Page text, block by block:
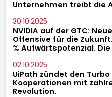
Unternehmen treibt die
30.10.2025
NVIDIA auf der GTC:
Offensive für die
% Aufwärtspotenzial.
02.10.2025
UiPath zündet den
Kooperationen mit
Revolution.